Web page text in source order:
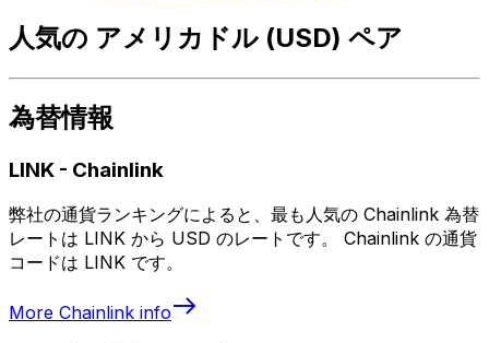
人気の アメリカドル (USD) ペア
為替情報
LINK - Chainlink
弊社の通貨ランキングによると、最も人気の Chainlink 為替
レートは LINK から USD のレートです。 Chainlink の通貨
コードは LINK です。
More Chainlink info